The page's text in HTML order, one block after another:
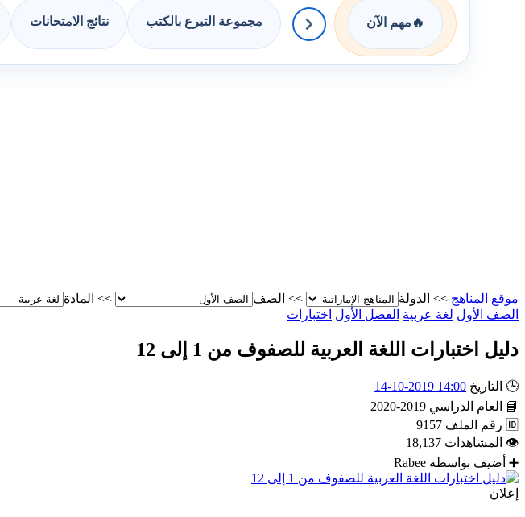
🔥 مهم الآن مجموعة التبرع بالكتب نتائج الامتحانات
موقع المناهج >> الدولة >> الصف >> المادة
الصف الأول لغة عربية الفصل الأول اختبارات
دليل اختبارات اللغة العربية للصفوف من 1 إلى 12
🕒 التاريخ 14:00 2019-10-14
📘
العام الدراسي 2019-2020
🆔 رقم الملف 9157
👁 المشاهدات 18,137
➕ أضيف بواسطة Rabee
إعلان